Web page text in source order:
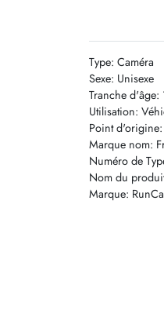
Type: Caméra
Sexe: Unisexe
Tranche d'âge:
Utilisation:
Point
Marque nom:
Numéro de
Nom du
Marque: